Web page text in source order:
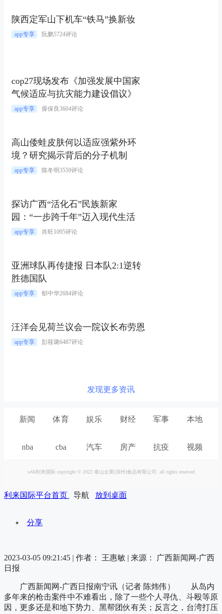
陕西定军山下机车“铁马”换新妆
app专享 阮鹏5724评论
cop27现场发布《加强发展中国家
气候适应与抗灾能力建设倡议》
app专享 毋保良3604评论
高山倭蛙皮肤何以适应强紫外环
境？研究揭示背后的分子机制
app专享 陈冬明3559评论
探访广西“活化石”民族新家
园：“一步跨千年”迈入现代生活
app专享 肖旺1095评论
亚洲球队再传捷报 日本队2:1逆转
胜德国队
app专享 郁中华2684评论
汪洋会见荷兰议会一院议长布劳恩
app专享 彭筱璐6487评论
发现更多资讯
新闻 体育 娱乐 财经 军事 本地
nba cba 汽车 房产 抗疫 视频
w66利来国际 copyright © 2022 泰山企業(漳州)食品有限公司. all rights reserved
利来国际平台首页 导航 放到桌面
分享
2023-03-05 09:21:45 | 作者： 王惠敏 | 来源： 广西新闻网-广西
日报
广西新闻网-广西日报南宁讯（记者 陈炜伟） 从岛内
多年来的枪击案件中不难看出，除了一些个人寻仇、斗殴等原
因，更多还是和地下势力、黑帮团伙有关；反言之，台湾打压